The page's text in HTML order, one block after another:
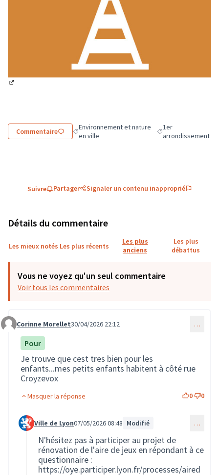
Commentaire Filtrer les résultats de la catégorie :
Environnement et nature
en ville
Filtrer les résultats
1er
arrondissement
Suivre Partager Signaler un contenu inapproprié
Détails du commentaire
Les mieux notés Les plus récents
Les plus
anciens
Les plus
débattus
Vous ne voyez qu'un seul commentaire
Voir tous les commentaires
Commentaire 4124
Corinne Morellet30/04/2026 22:12 …
Pour
Je trouve que cest tres bien pour les
enfants...mes petits enfants habitent à côté rue
Croyzevox
Masquer la réponse 0 0
Commentaire 4125 (réponse au commentaire 4124)
Ville de Lyon07/05/2026 08:48 Modifié …
N'hésitez pas à participer au projet de
rénovation de l'aire de jeux en répondant à ce
questionnaire :
https://oye.participer.lyon.fr/processes/aired